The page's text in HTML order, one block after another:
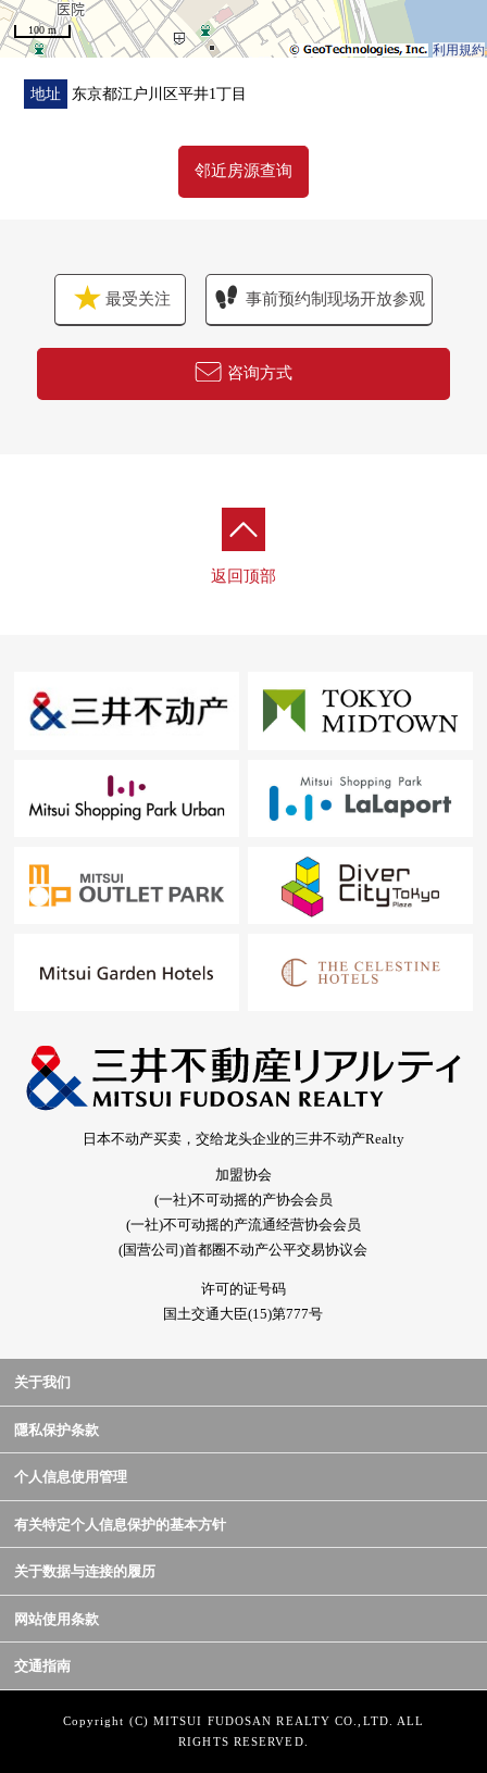
利用規約
100 m
地址 东京都江户川区平井1丁目
邻近房源查询
最受关注 事前预约制现场开放参观
咨询方式
返回顶部
日本不动产买卖，交给龙头企业的三井不动产Realty
加盟协会
(一社)不可动摇的产协会会员
(一社)不可动摇的产流通经营协会会员
(国营公司)首都圈不动产公平交易协议会
许可的证号码
国土交通大臣(15)第777号
关于我们
隱私保护条款
个人信息使用管理
有关特定个人信息保护的基本方针
关于数据与连接的履历
网站使用条款
交通指南
Copyright (C) MITSUI FUDOSAN REALTY CO.,LTD. ALL
RIGHTS RESERVED.